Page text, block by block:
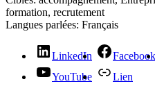
formation, recrutement
Langues parlées: Français
LinkedIn Facebook
YouTube
Lien